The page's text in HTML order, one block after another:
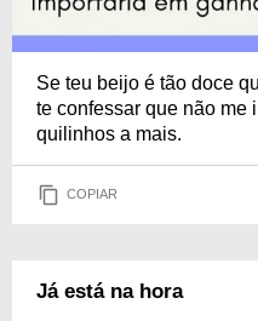
Se teu beijo é tão doce
te confessar que não me
quilinhos a mais.
COPIAR
Já está na hora